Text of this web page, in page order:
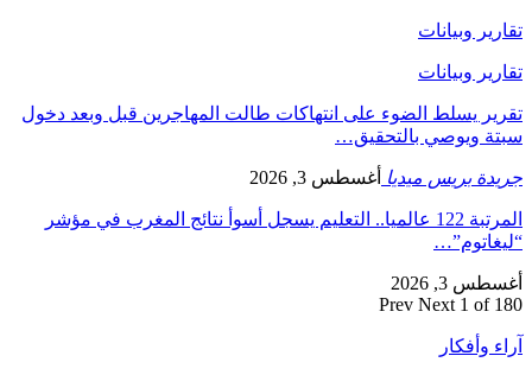
تقارير وبيانات
تقارير وبيانات
تقرير يسلط الضوء على انتهاكات طالت المهاجرين قبل وبعد دخول
سبتة ويوصي بالتحقيق…
جريدة بريس ميديا أغسطس 3, 2026
المرتبة 122 عالميا.. التعليم يسجل أسوأ نتائج المغرب في مؤشر
“ليغاتوم”…
أغسطس 3, 2026
Prev Next 1 of 180
آراء وأفكار